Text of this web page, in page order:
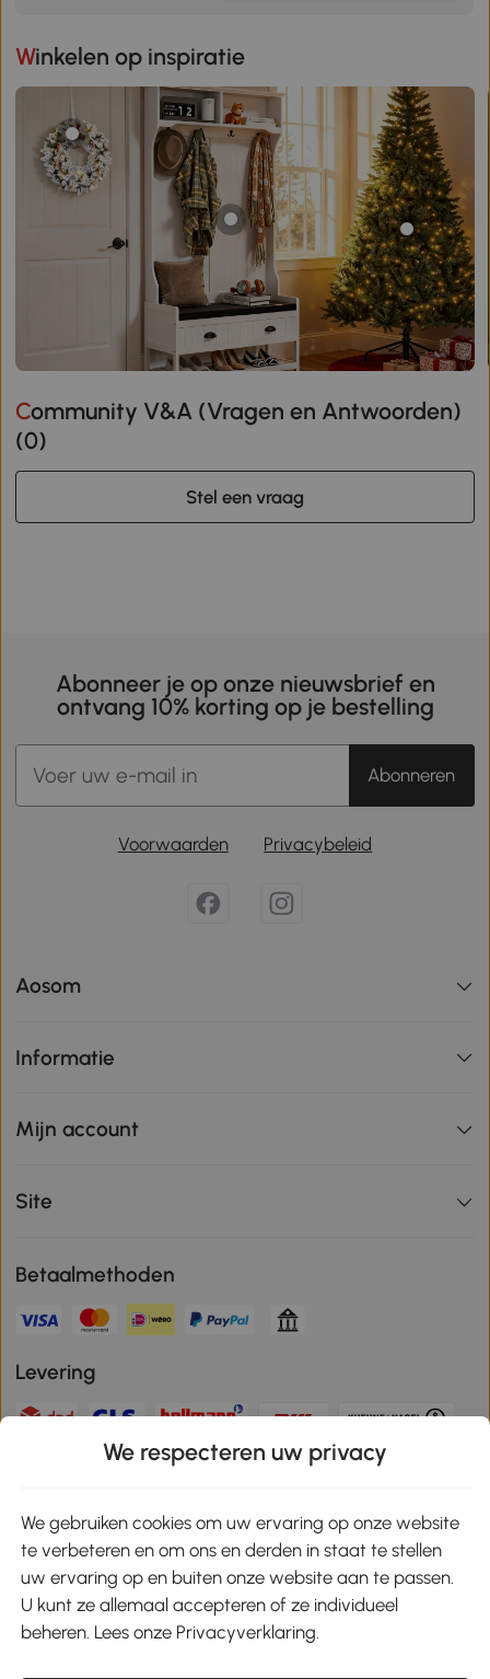
Winkelen op inspiratie
Community V&A (Vragen en Antwoorden)
(0)
Stel een vraag
Abonneer je op onze nieuwsbrief en
ontvang 10% korting op je bestelling
Abonneren
Voorwaarden Privacybeleid
Aosom
Informatie
Mijn account
Site
Betaalmethoden
Levering
Download de app en ontvang 10% korting!
Google Play
We respecteren uw privacy
We gebruiken cookies om uw ervaring op onze website
te verbeteren en om ons en derden in staat te stellen
uw ervaring op en buiten onze website aan te passen.
U kunt ze allemaal accepteren of ze individueel
beheren. Lees onze Privacyverklaring.